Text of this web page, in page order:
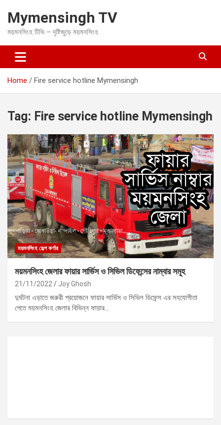
t
c
Mymensingh TV
ময়মনসিংহ টিভি – দৃষ্টিজুড়ে ময়মনসিংহ
Home Fire service hotline Mymensingh
Tag: Fire service hotline Mymensingh
ময়মনসিংহ হেল্প কর্ণার
ময়মনসিংহ জেলার ফায়ার সার্ভিস ও সিভিল ডিফেন্সের নাম্বার সমূহ
21/11/2022 Joy Ghosh
দুর্ঘটনা এড়াতে জরুরী প্রয়োজনে ফায়ার সার্ভিস ও সিভিল ডিফেন্স এর সহযোগীতা
পেতে ময়মনসিংহ জেলার বিভিন্ন ফায়ার…